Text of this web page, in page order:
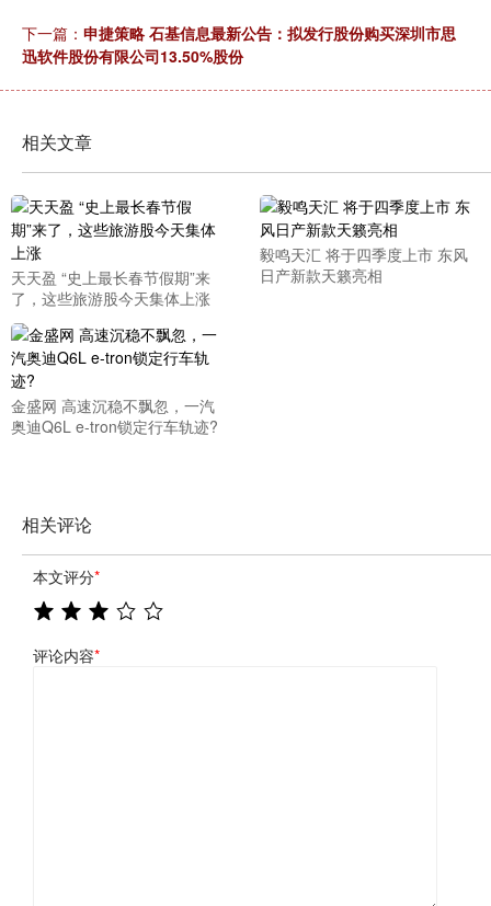
下一篇： 申捷策略 石基信息最新公告：拟发行股份购买深圳市思
迅软件股份有限公司13.50%股份
相关文章
天天盈 “史上最长春节假期”来
了，这些旅游股今天集体上涨
毅鸣天汇 将于四季度上市 东风
日产新款天籁亮相
金盛网 高速沉稳不飘忽，一汽
奥迪Q6L e-tron锁定行车轨迹?
相关评论
本文评分*
评论内容*